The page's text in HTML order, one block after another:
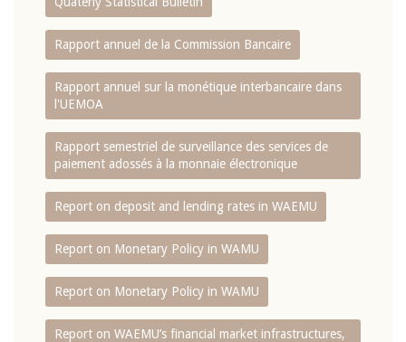
Rapport annuel de la Commission Bancaire
Rapport annuel sur la monétique interbancaire dans
l'UEMOA
Rapport semestriel de surveillance des services de
paiement adossés à la monnaie électronique
Report on deposit and lending rates in WAEMU
Report on Monetary Policy in WAMU
Report on Monetary Policy in WAMU
Report on WAEMU’s financial market infrastructures,